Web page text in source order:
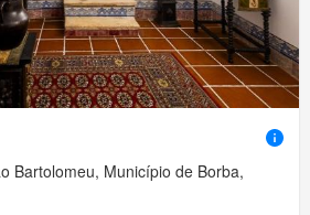
Bartolomeu, Município de Borba,